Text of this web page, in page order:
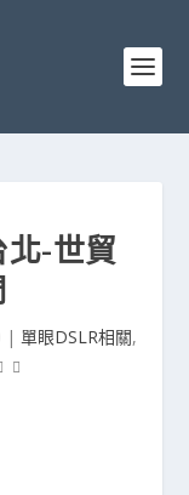
-世貿
| 單眼DSLR相關,